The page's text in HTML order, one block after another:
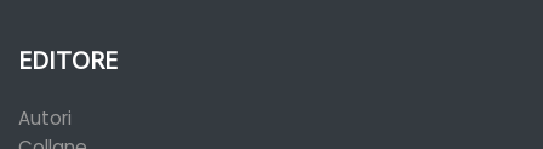
EDITORE
Autori